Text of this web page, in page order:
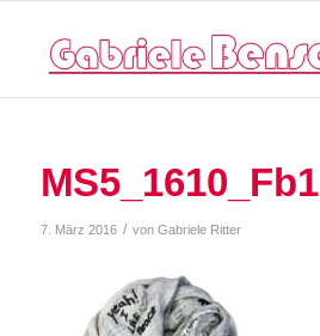
MS5_1610_Fb1
7. März 2016 / von Gabriele Ritter